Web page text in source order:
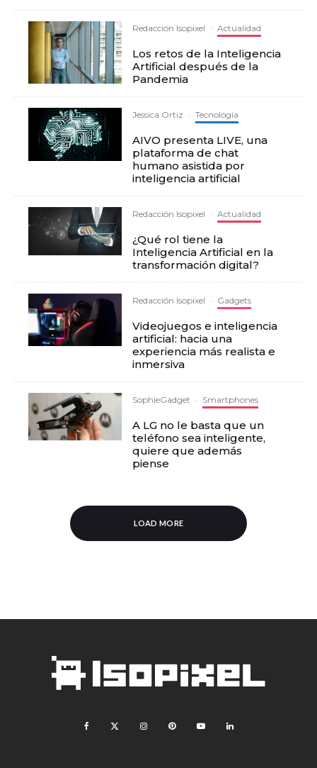
Redacción Isopixel · Actualidad
Los retos de la Inteligencia
Artificial después de la
Pandemia
Jessica Ortiz · Tecnología
AIVO presenta LIVE, una
plataforma de chat
humano asistida por
inteligencia artificial
Redacción Isopixel · Actualidad
¿Qué rol tiene la
Inteligencia Artificial en la
transformación digital?
Redacción Isopixel · Gadgets
Videojuegos e inteligencia
artificial: hacia una
experiencia más realista e
inmersiva
SophieGadget · Smartphones
A LG no le basta que un
teléfono sea inteligente,
quiere que además
piense
LOAD MORE